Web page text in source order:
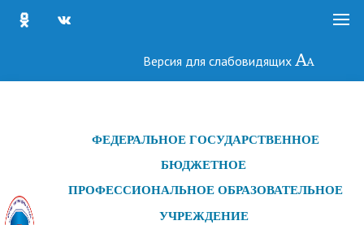
Версия для слабовидящих
ФЕДЕРАЛЬНОЕ ГОСУДАРСТВЕННОЕ
БЮДЖЕТНОЕ
ПРОФЕССИОНАЛЬНОЕ ОБРАЗОВАТЕЛЬНОЕ
УЧРЕЖДЕНИЕ